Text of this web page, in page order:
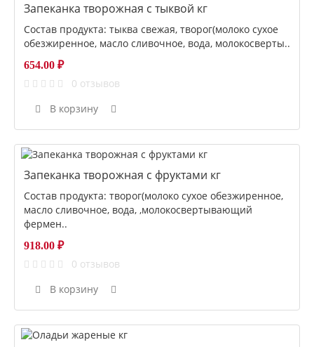
Запеканка творожная с тыквой кг
Состав продукта: тыква свежая, творог(молоко сухое
обезжиренное, масло сливочное, вода, молокосверты..
654.00 ₽
0 отзывов
В корзину
Запеканка творожная с фруктами кг
Состав продукта: творог(молоко сухое обезжиренное,
масло сливочное, вода, ,молокосвертывающий
фермен..
918.00 ₽
0 отзывов
В корзину